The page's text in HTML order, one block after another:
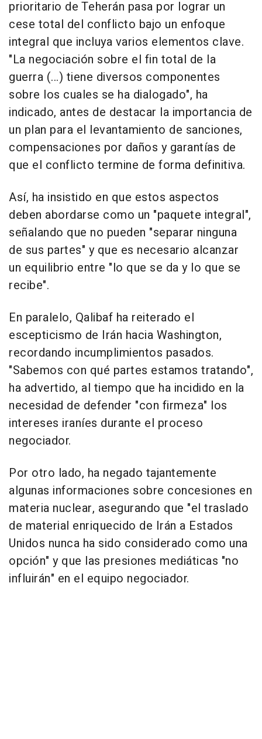
prioritario de Teherán pasa por lograr un
cese total del conflicto bajo un enfoque
integral que incluya varios elementos clave.
"La negociación sobre el fin total de la
guerra (...) tiene diversos componentes
sobre los cuales se ha dialogado", ha
indicado, antes de destacar la importancia de
un plan para el levantamiento de sanciones,
compensaciones por daños y garantías de
que el conflicto termine de forma definitiva.
Así, ha insistido en que estos aspectos
deben abordarse como un "paquete integral",
señalando que no pueden "separar ninguna
de sus partes" y que es necesario alcanzar
un equilibrio entre "lo que se da y lo que se
recibe".
En paralelo, Qalibaf ha reiterado el
escepticismo de Irán hacia Washington,
recordando incumplimientos pasados.
"Sabemos con qué partes estamos tratando",
ha advertido, al tiempo que ha incidido en la
necesidad de defender "con firmeza" los
intereses iraníes durante el proceso
negociador.
Por otro lado, ha negado tajantemente
algunas informaciones sobre concesiones en
materia nuclear, asegurando que "el traslado
de material enriquecido de Irán a Estados
Unidos nunca ha sido considerado como una
opción" y que las presiones mediáticas "no
influirán" en el equipo negociador.